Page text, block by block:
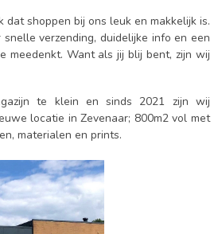
dat shoppen bij ons leuk en makkelijk is.
verzending, duidelijke info en een
meedenkt. Want als jij blij bent, zijn wij
te klein en sinds 2021 zijn wij
locatie in Zevenaar; 800m2 vol met
materialen en prints.